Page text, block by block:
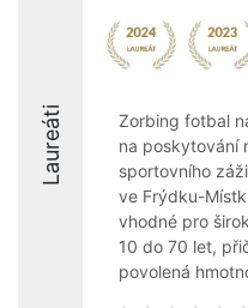
Laureáti
Zorbing fotbal
na poskytování
sportovního
ve Frýdku-
vhodné pro
10 do 70 let,
povolená